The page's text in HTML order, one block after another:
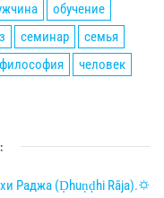
обучение
семинар
семья
философия
человек
Раджа (Ḍhuṇḍhi Rāja).🌣